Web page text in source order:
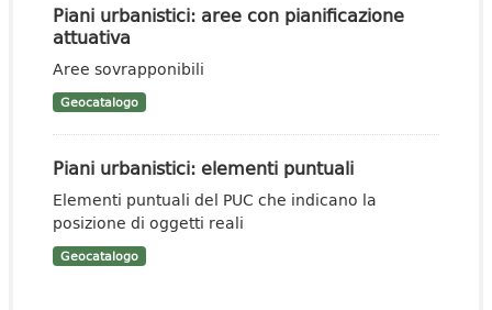
Piani urbanistici: aree con pianificazione
attuativa
Aree sovrapponibili
Geocatalogo
Piani urbanistici: elementi puntuali
Elementi puntuali del PUC che indicano la
posizione di oggetti reali
Geocatalogo